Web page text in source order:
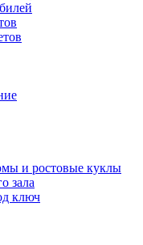
и ростовые куклы
зала
ключ